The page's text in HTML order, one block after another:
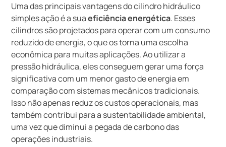
Uma das principais vantagens do cilindro hidráulico
simples ação é a suaeficiência energética. Esses
cilindros são projetados para operar com um consumo
reduzido de energia, o que os torna uma escolha
econômica para muitas aplicações. Ao utilizar a
pressão hidráulica, eles conseguem gerar uma força
significativa com um menor gasto de energia em
comparação com sistemas mecânicos tradicionais.
Isso não apenas reduz os custos operacionais, mas
também contribui para a sustentabilidade ambiental,
uma vez que diminui a pegada de carbono das
operações industriais.